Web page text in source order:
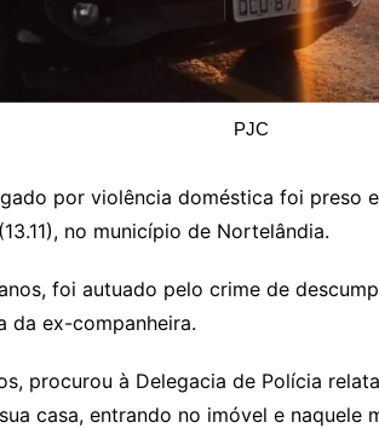
PJC
por violência doméstica foi preso
no município de Nortelândia.
foi autuado pelo crime de
da ex-companheira.
procurou à Delegacia de Polícia
casa, entrando no imóvel e naquele